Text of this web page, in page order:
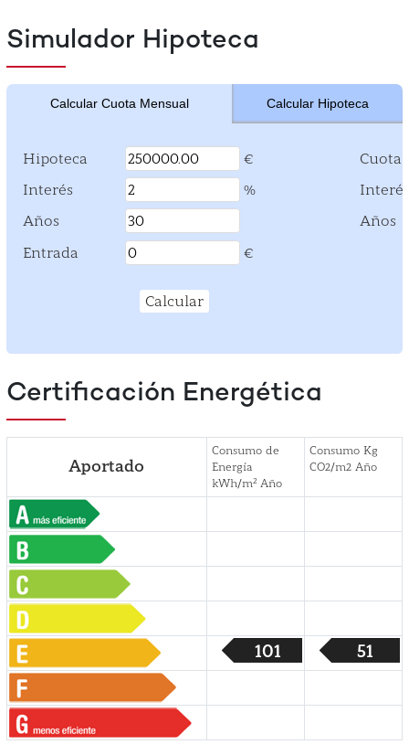
Simulador Hipoteca
Calcular Cuota Mensual Calcular Hipoteca
Hipoteca Hipoteca €
Interés Interés %
Años Años
Entrada Entrada €
Calcular
Cuota
Años
Certificación Energética
Aportado
Consumo de
Energía
kWh/m2Año
Consumo Kg
CO2/m2 Año
101 51